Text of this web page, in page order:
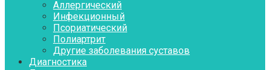
Аллергический
Инфекционный
Псориатический
Полиартрит
Другие заболевания суставов
Диагностика